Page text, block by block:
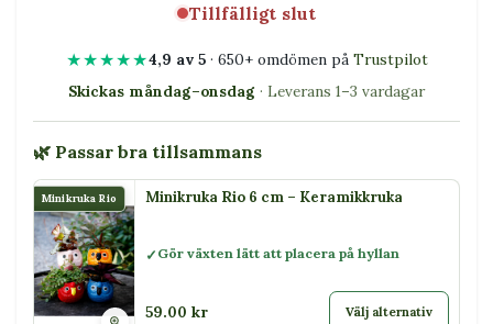
Tillfälligt slut
★★★★★4,9 av 5· 650+ omdömen på Trustpilot
Skickas måndag–onsdag · Leverans 1–3 vardagar
🌿 Passar bra tillsammans
Minikruka Rio Minikruka Rio 6 cm – Keramikkruka
Gör växten lätt att placera på hyllan
59.00 kr Välj alternativ